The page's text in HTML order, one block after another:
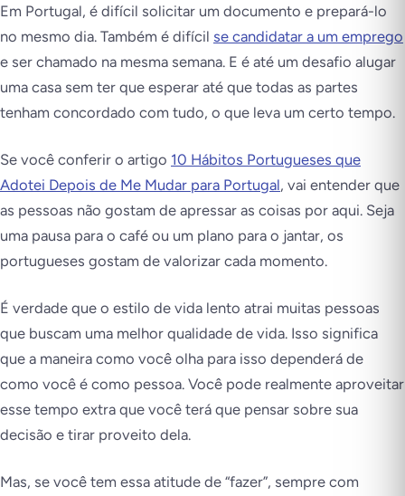
Em Portugal, é difícil solicitar um documento e prepará-lo
no mesmo dia. Também é difícil se candidatar a um emprego
e ser chamado na mesma semana. E é até um desafio alugar
uma casa sem ter que esperar até que todas as partes
tenham concordado com tudo, o que leva um certo tempo.
Se você conferir o artigo 10 Hábitos Portugueses que
Adotei Depois de Me Mudar para Portugal, vai entender que
as pessoas não gostam de apressar as coisas por aqui. Seja
uma pausa para o café ou um plano para o jantar, os
portugueses gostam de valorizar cada momento.
É verdade que o estilo de vida lento atrai muitas pessoas
que buscam uma melhor qualidade de vida. Isso significa
que a maneira como você olha para isso dependerá de
como você é como pessoa. Você pode realmente aproveitar
esse tempo extra que você terá que pensar sobre sua
decisão e tirar proveito dela.
Mas, se você tem essa atitude de “fazer”, sempre com